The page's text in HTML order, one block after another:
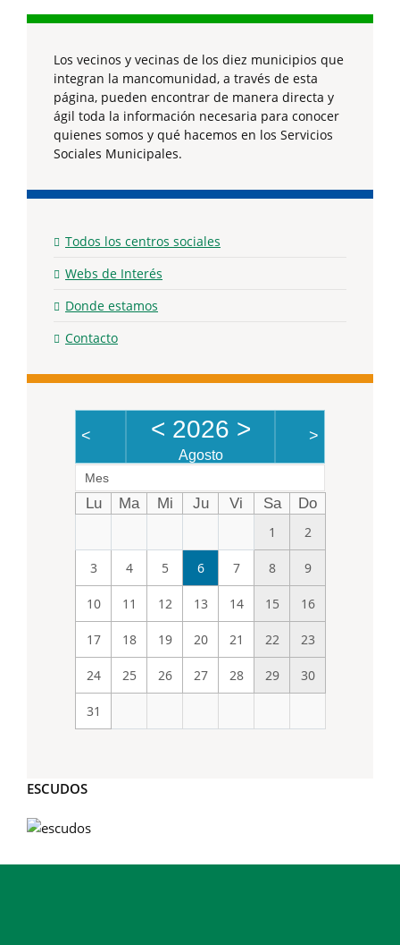
Los vecinos y vecinas de los diez municipios que
integran la mancomunidad, a través de esta
página, pueden encontrar de manera directa y
ágil toda la información necesaria para conocer
quienes somos y qué hacemos en los Servicios
Sociales Municipales.
Todos los centros sociales
Webs de Interés
Donde estamos
Contacto
< < 2026 >
Agosto
>
Mes
Lu Ma Mi Ju Vi Sa
Do
1
2
3 4 5 6 7 8 9
10 11 12 13 14 15 16
17 18 19 20 21 22 23
24 25 26 27 28 29 30
31
ESCUDOS